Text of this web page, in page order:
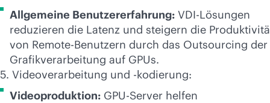
Allgemeine Benutzererfahrung: VDI-Lösungen
reduzieren die Latenz und steigern die
von Remote-Benutzern durch das Outsourcing der
Grafikverarbeitung auf GPUs.
5. Videoverarbeitung und -kodierung:
Videoproduktion: GPU-Server helfen